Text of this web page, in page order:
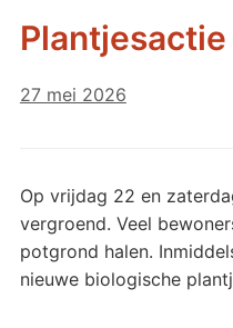
27 mei 2026
Op vrijdag 22 en
vergroend. Veel
potgrond halen.
nieuwe biologische